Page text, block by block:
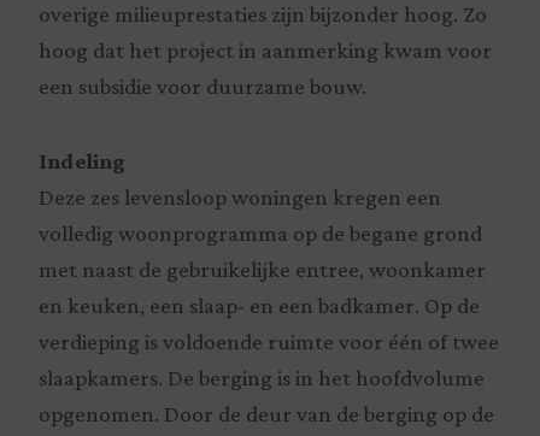
overige milieuprestaties zijn bijzonder hoog. Zo
hoog dat het project in aanmerking kwam voor
een subsidie voor duurzame bouw.
Indeling
Deze zes levensloop woningen kregen een
volledig woonprogramma op de begane grond
met naast de gebruikelijke entree, woonkamer
en keuken, een slaap- en een badkamer. Op de
verdieping is voldoende ruimte voor één of twee
slaapkamers. De berging is in het hoofdvolume
opgenomen. Door de deur van de berging op de